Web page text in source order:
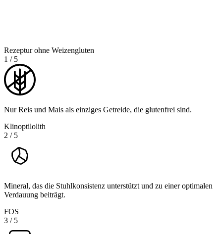
Rezeptur ohne Weizengluten
1 / 5
Nur Reis und Mais als einziges Getreide, die glutenfrei sind.
Klinoptilolith
2 / 5
Mineral, das die Stuhlkonsistenz unterstützt und zu einer optimalen
Verdauung beiträgt.
FOS
3 / 5